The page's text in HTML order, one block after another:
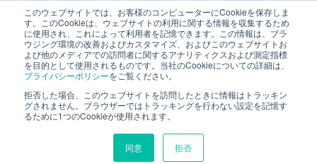
このウェブサイトでは、お客様のコンピューターにCookieを保存しま
す。このCookieは、ウェブサイトの利用に関する情報を収集するため
に使用され、これによって利用者を記憶できます。この情報は、ブラ
ウジング環境の改善およびカスタマイズ、およびこのウェブサイトお
よび他のメディアでの訪問者に関するアナリティクスおよび測定指標
を目的として使用されるものです。当社のCookieについての詳細は、
プライバシーポリシーをご覧ください。
拒否した場合、このウェブサイトを訪問したときに情報はトラッキン
グされません。ブラウザーではトラッキングを行わない設定を記憶す
るために1つのCookieが使用されます。
同意 拒否
TimeTracker Help
Frequently Asked Questions
What are trial and evaluation versions?